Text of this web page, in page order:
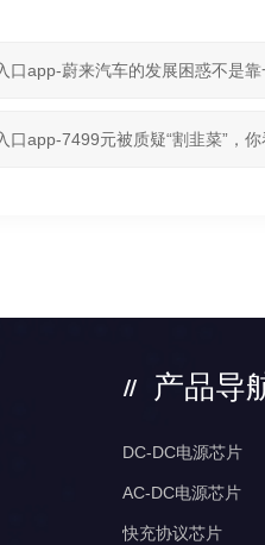
口app-蔚来汽车的发展困惑不是
口app-7499元被质疑“割韭菜”，
产品导
DC-DC电源芯片
AC-DC电源芯片
快充协议芯片